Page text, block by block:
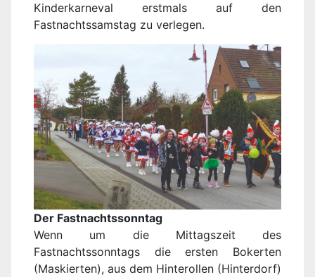
Kinderkarneval erstmals auf den
Fastnachtssamstag zu verlegen.
Der Fastnachtssonntag
Wenn um die Mittagszeit des
Fastnachtssonntags die ersten Bokerten
(Maskierten), aus dem Hinterollen (Hinterdorf)